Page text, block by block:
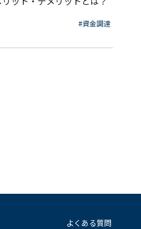
#資金調達
よくある質問